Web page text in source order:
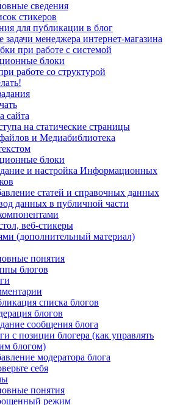
сведения
стикеров
для публикации в блог
менеджера интернет-магазина
при работе с системой
блоки
работе со структурой
сайта
на статические страницы
и Медиабиблиотека
блоки
и настройка Информационных
статей и справочных данных
данных в публичной части
веб-стикеры
(дополнительный материал)
понятия
блогов
списка блогов
блогов
сообщения блога
с позиции блогера (как управлять
блогом)
модератора блога
себя
понятия
режим